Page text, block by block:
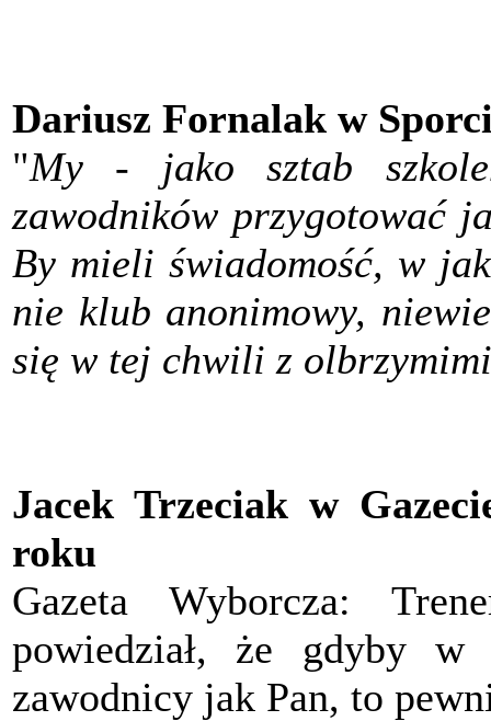
Dariusz Fornalak w
"My - jako sztab
zawodników przygotować
By mieli świadomość, w
nie klub anonimowy,
się w tej chwili z
Jacek Trzeciak w
roku
Gazeta Wyborcza:
powiedział, że gdyby
zawodnicy jak Pan, to